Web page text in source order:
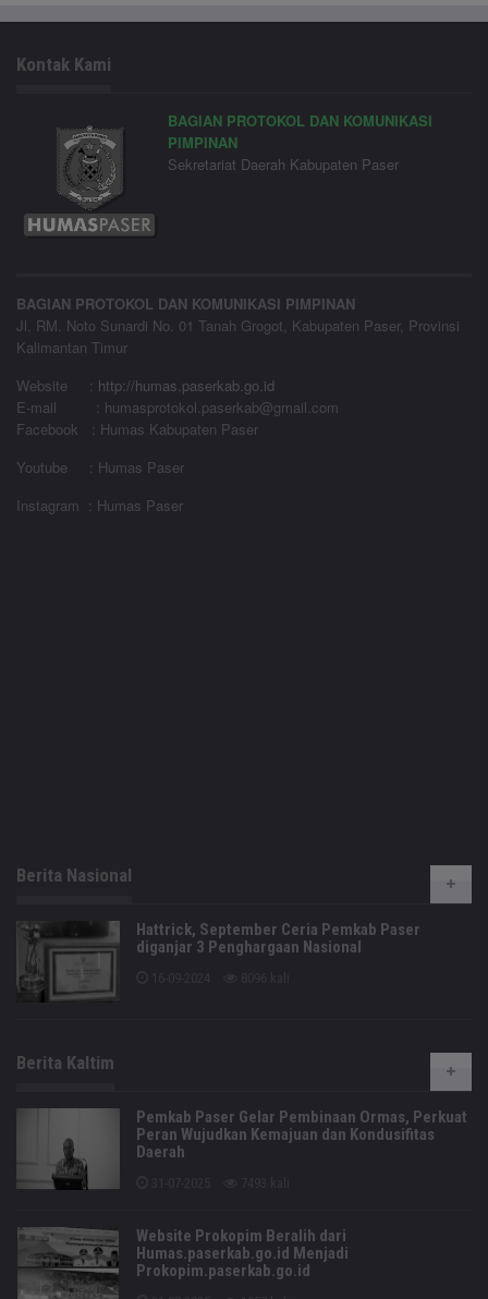
Kontak Kami
BAGIAN PROTOKOL DAN KOMUNIKASI
PIMPINAN
Sekretariat Daerah Kabupaten Paser
BAGIAN PROTOKOL DAN KOMUNIKASI PIMPINAN
Jl. RM. Noto Sunardi No. 01 Tanah Grogot, Kabupaten Paser, Provinsi
Kalimantan Timur
Website
: http://humas.paserkab.go.id
E-mail : humasprotokol.paserkab@gmail.com
Facebook : Humas Kabupaten Paser
Youtube : Humas Paser
Instagram : Humas Paser
Berita Nasional
Hattrick, September Ceria Pemkab Paser
diganjar 3 Penghargaan Nasional
Berita Kaltim
Pemkab Paser Gelar Pembinaan Ormas, Perkuat
Peran Wujudkan Kemajuan dan Kondusifitas
Daerah
Website Prokopim Beralih dari
Humas.paserkab.go.id Menjadi
Prokopim.paserkab.go.id